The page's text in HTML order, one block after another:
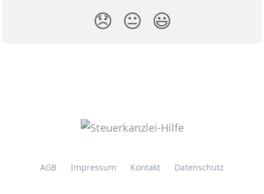
😞 😐 😃
AGB Impressum Kontakt Datenschutz